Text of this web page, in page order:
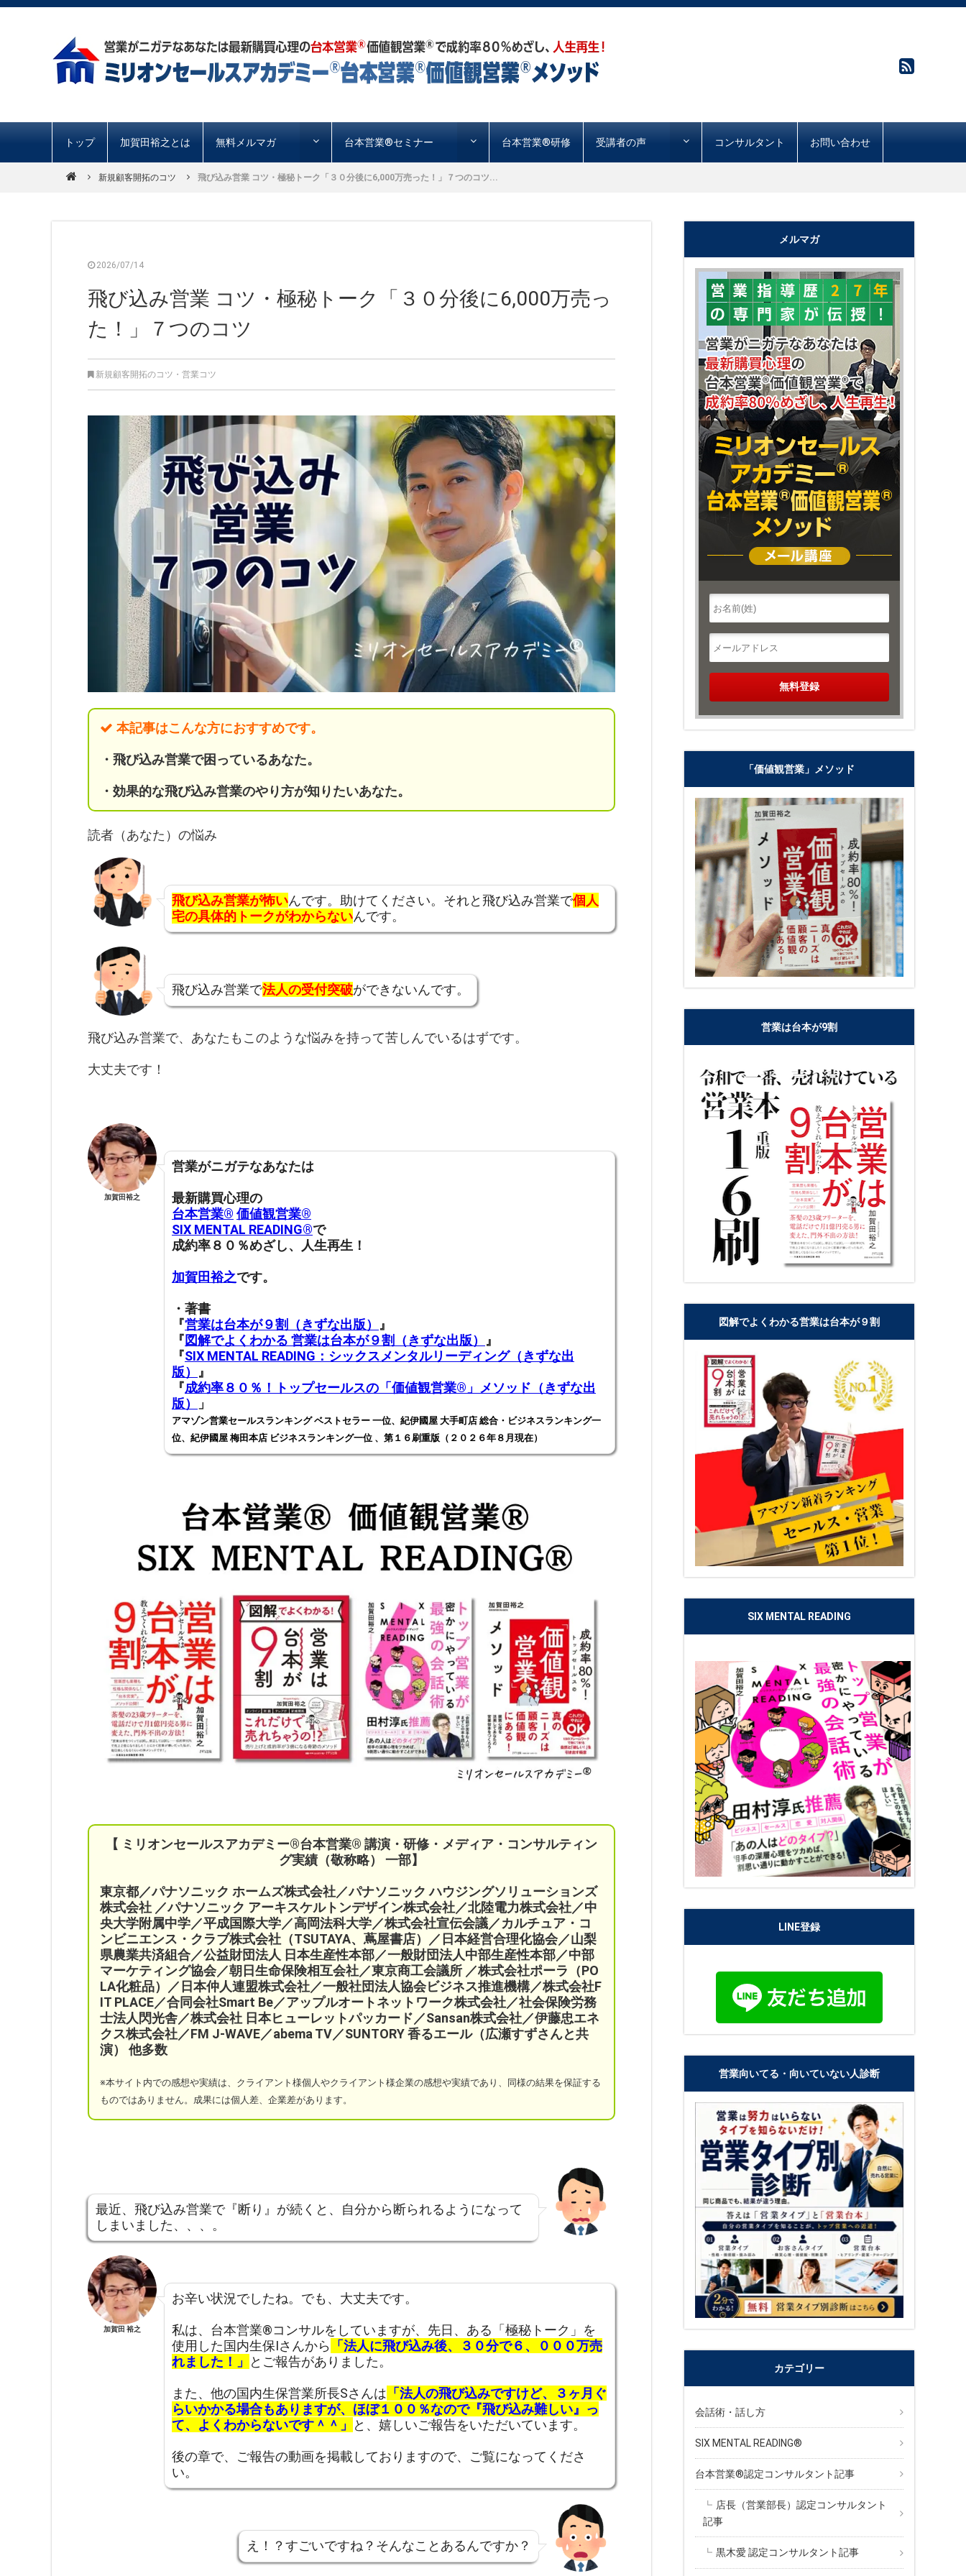
トップ 加賀田裕之とは 無料メルマガ 台本営業®︎セミナー 台本営業®︎研修 受講者の声 コンサルタント お問い合わせ
新規顧客開拓のコツ 飛び込み営業 コツ・極秘トーク「３０分後に6,000万売った！」７つのコツ...
2026/07/14
飛び込み営業 コツ・極秘トーク「３０分後に6,000万売っ
た！」７つのコツ
新規顧客開拓のコツ ・ 営業コツ
本記事はこんな方におすすめです。
・飛び込み営業で困っているあなた。
・効果的な飛び込み営業のやり方が知りたいあなた。
読者（あなた）の悩み
飛び込み営業が怖いんです。助けてください。それと飛び込み営業で個人
宅の具体的トークがわからないんです。
飛び込み営業で法人の受付突破ができないんです。
飛び込み営業で、あなたもこのような悩みを持って苦しんでいるはずです。
大丈夫です！
加賀田裕之
営業がニガテなあなたは
最新購買心理の
台本営業®︎ 価値観営業®︎
SIX MENTAL READING®︎で
成約率８０％めざし、人生再生！
加賀田裕之です。
・著書
『営業は台本が９割（きずな出版）
』
『図解でよくわかる 営業は台本が９割（きずな出版）
』
『SIX MENTAL READING：シックスメンタルリーディング（きずな出
版）
』
『成約率８０％！トップセールスの「価値観営業®️」メソッド（きずな出
版）
」
アマゾン営業セールスランキング ベストセラー 一位、紀伊國屋 大手町店 総合・ビジネスランキング一
位、紀伊國屋 梅田本店 ビジネスランキング一位 、第１６刷重版（２０２６年８月現在）
【 ミリオンセールスアカデミー®︎台本営業®︎ 講演・研修・メディア・コンサルティン
グ実績（敬称略） 一部】
東京都／パナソニック ホームズ株式会社／パナソニック ハウジングソリューションズ
株式会社 ／パナソニック アーキスケルトンデザイン株式会社／北陸電力株式会社／中
央大学附属中学／平成国際大学／高岡法科大学／株式会社宣伝会議／カルチュア・コ
ンビニエンス・クラブ株式会社（TSUTAYA、蔦屋書店）／ 日本経営合理化協会／山梨
県農業共済組合／公益財団法人 日本生産性本部／一般財団法人中部生産性本部／中部
マーケティング協会／朝日生命保険相互会社／東京商工会議所 ／株式会社ポーラ（PO
LA化粧品） ／日本仲人連盟株式会社／一般社団法人協会ビジネス推進機構／株式会社F
IT PLACE／合同会社Smart Be／アップルオートネットワーク株式会社／社会保険労務
士法人閃光舎／株式会社 日本ヒューレットパッカード／Sansan株式会社／伊藤忠エネ
クス株式会社／FM J-WAVE／abema TV／SUNTORY 香るエール（広瀬すずさんと共
演） 他多数
※本サイト 内での感想や実績は、クライアント様個人やクライアント様企業の感想や実績であり、同様の結果を保証する
ものではありません。成果には個人差、企業差があります。
最近、飛び込み営業で『断り』が続くと、自分から断られるようになって
しまいました、、、。
加賀田 裕之
お辛い状況でしたね。でも、大丈夫です。
私は、台本営業®︎コンサルをしていますが、先日、ある「極秘トーク」を
使用した国内生保Iさんから
「法人に飛び込み後、３０分で６、０００万売
れました！」
とご報告がありました。
また、他の国内生保営業所長Sさんは 「法人の飛び込みですけど、３ヶ月ぐ
らいかかる場合もありますが、ほぼ１００％なので『飛び込み難しい』っ
て、よくわからないです＾＾」
と、嬉しいご報告をいただいています。
後の章で、ご報告の動画を掲載しておりますので、ご覧になってくださ
い。
え！？すごいですね？そんなことあるんですか？
メルマガ
「価値観営業」メソッド
営業は台本が9割
図解でよくわかる営業は台本が９割
SIX MENTAL READING
LINE登録
営業向いてる・向いていない人診断
カテゴリー
会話術・話し方
SIX MENTAL READING®︎
台本営業®︎認定コンサルタント記事
店長（営業部長）認定コンサルタント
記事
黒木愛 認定コンサルタント記事